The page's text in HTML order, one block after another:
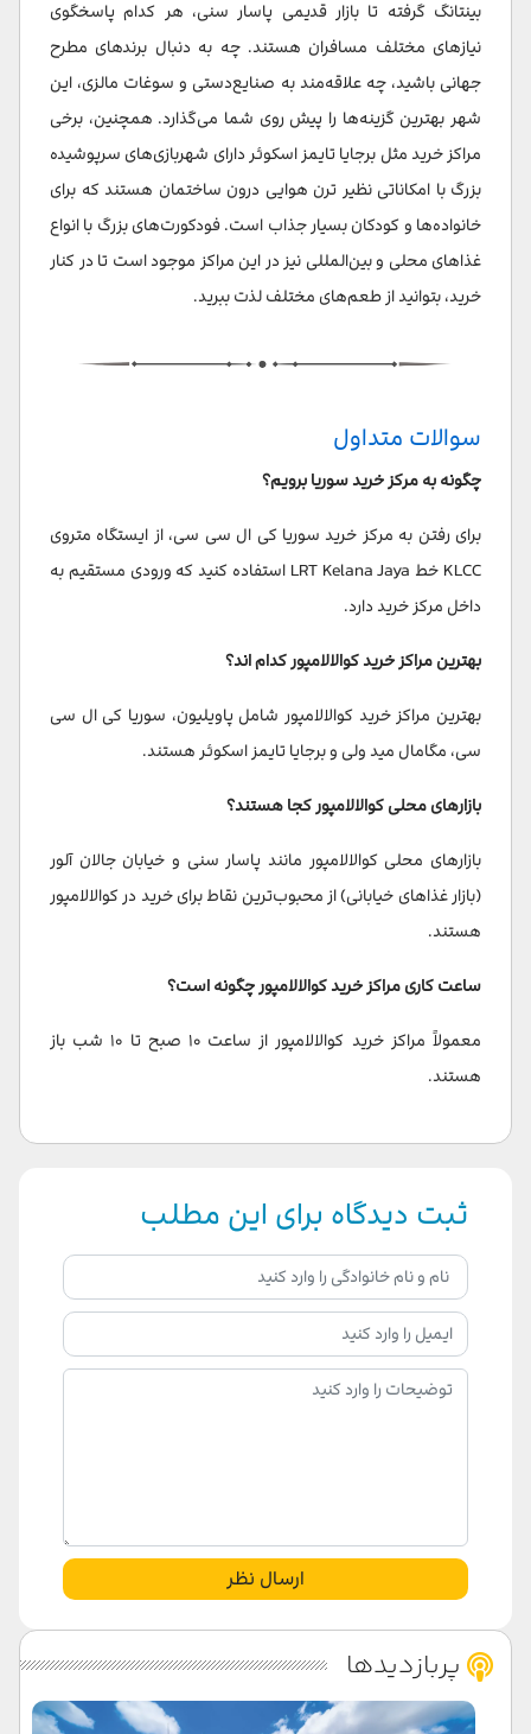
بینتانگ گرفته تا بازار قدیمی پاسار سنی، هر کدام پاسخگوی
نیازهای مختلف مسافران هستند. چه به دنبال برندهای مطرح
جهانی باشید، چه علاقه‌مند به صنایع‌دستی و سوغات مالزی، این
شهر بهترین گزینه‌ها را پیش روی شما می‌گذارد. همچنین، برخی
مراکز خرید مثل برجایا تایمز اسکوئر دارای شهربازی‌های سرپوشیده
بزرگ با امکاناتی نظیر ترن هوایی درون ساختمان هستند که برای
خانواده‌ها و کودکان بسیار جذاب است. فودکورت‌های بزرگ با انواع
غذاهای محلی و بین‌المللی نیز در این مراکز موجود است تا در کنار
خرید، بتوانید از طعم‌های مختلف لذت ببرید.
سوالات متداول
چگونه به مرکز خرید سوریا برویم؟
برای رفتن به مرکز خرید سوریا کی ال سی سی، از ایستگاه متروی
KLCC خط LRT Kelana Jaya استفاده کنید که ورودی مستقیم به
داخل مرکز خرید دارد.
بهترین مراکز خرید کوالالامپور کدام اند؟
بهترین مراکز خرید کوالالامپور شامل پاویلیون، سوریا کی ال سی
سی، مگامال مید ولی و برجایا تایمز اسکوئر هستند.
بازارهای محلی کوالالامپور کجا هستند؟
بازارهای محلی کوالالامپور مانند پاسار سنی و خیابان جالان آلور
(بازار غذاهای خیابانی) از محبوب‌ترین نقاط برای خرید در کوالالامپور
هستند.
ساعت کاری مراکز خرید کوالالامپور چگونه است؟
معمولاً مراکز خرید کوالالامپور از ساعت ۱۰ صبح تا ۱۰ شب باز
هستند.
ثبت دیدگاه برای این مطلب
ارسال نظر
پربازدیدها